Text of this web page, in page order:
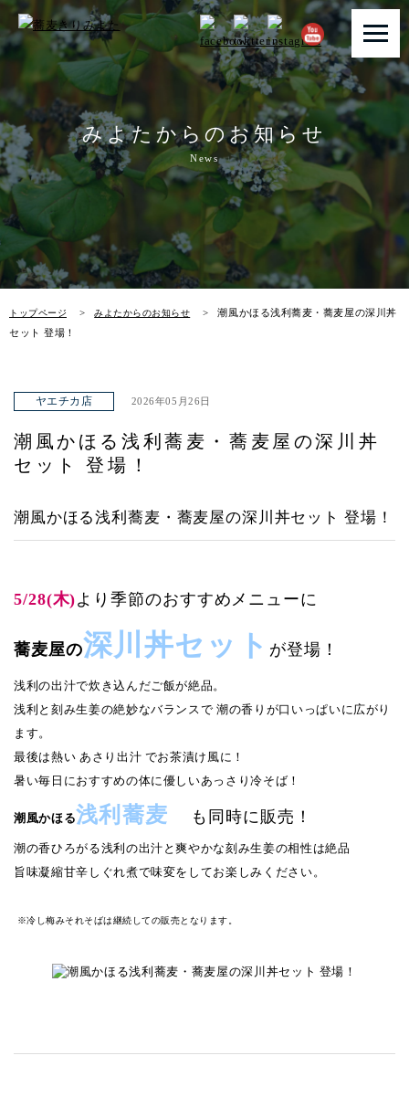
みよたからのお知らせ
News
トップページ みよたからのお知らせ
潮風かほる浅利蕎麦・蕎麦屋の深川丼
セット 登場！
トップページ
みよたとは
みよたのこだわり
畑だより
メニュー
ヤエチカ店 2026年05月26日
潮風かほる浅利蕎麦・蕎麦屋の深川丼
セット 登場！
潮風かほる浅利蕎麦・蕎麦屋の深川丼セット 登場！
5/28(木)より季節のおすすめメニューに
蕎麦屋の深川丼セット が登場！
浅利の出汁で炊き込んだご飯が絶品。
浅利と刻み生姜の絶妙なバランスで 潮の香りが口いっぱいに広がり
ます。
最後は熱い あさり出汁 でお茶漬け風に！
暑い毎日におすすめの体に優しいあっさり冷そば！
潮風かほる浅利蕎麦 も同時に販売！
潮の香ひろがる浅利の出汁と爽やかな刻み生姜の相性は絶品
旨味凝縮甘辛しぐれ煮で味変をしてお楽しみください。
※冷し梅みそれそばは継続しての販売となります。